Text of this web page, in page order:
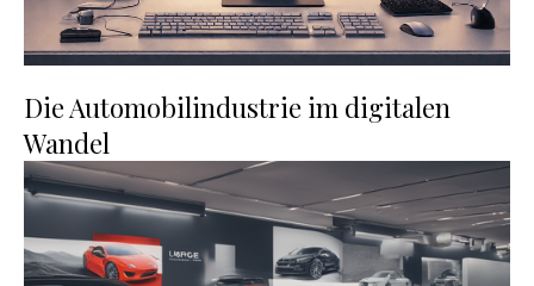
Die Automobilindustrie im digitalen
Wandel